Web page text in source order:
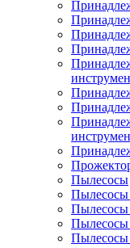
Пылесосы
Пылесосы
Пылесосы
Пылесосы
Пылесосы